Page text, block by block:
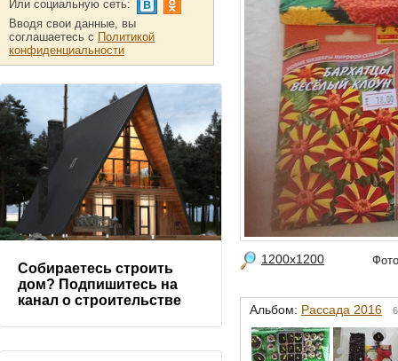
1200x1200
Альбом: Рассада 2016
Или социальную сеть:
Вводя свои данные, вы
соглашаетесь с Политикой
конфиденциальности
Собираетесь строить
дом? Подпишитесь на
канал о строительстве